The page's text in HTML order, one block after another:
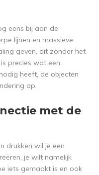
eens bij aan de
lijnen en massieve
geven, dit zonder het
precies wat een
heeft, de objecten
op.
met de
drukken wil je een
je wilt namelijk
iets gemaakt is en ook